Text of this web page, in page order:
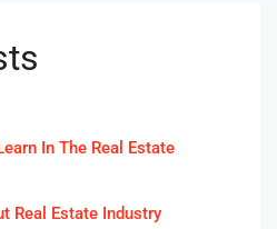
In The Real Estate
Real Estate Industry